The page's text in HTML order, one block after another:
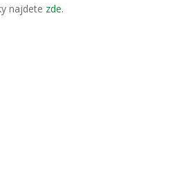
najdete zde.